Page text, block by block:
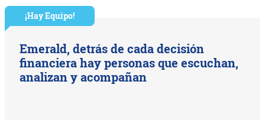
¡Hay Equipo!
Emerald, detrás de cada decisión
financiera hay personas que escuchan,
analizan y acompañan